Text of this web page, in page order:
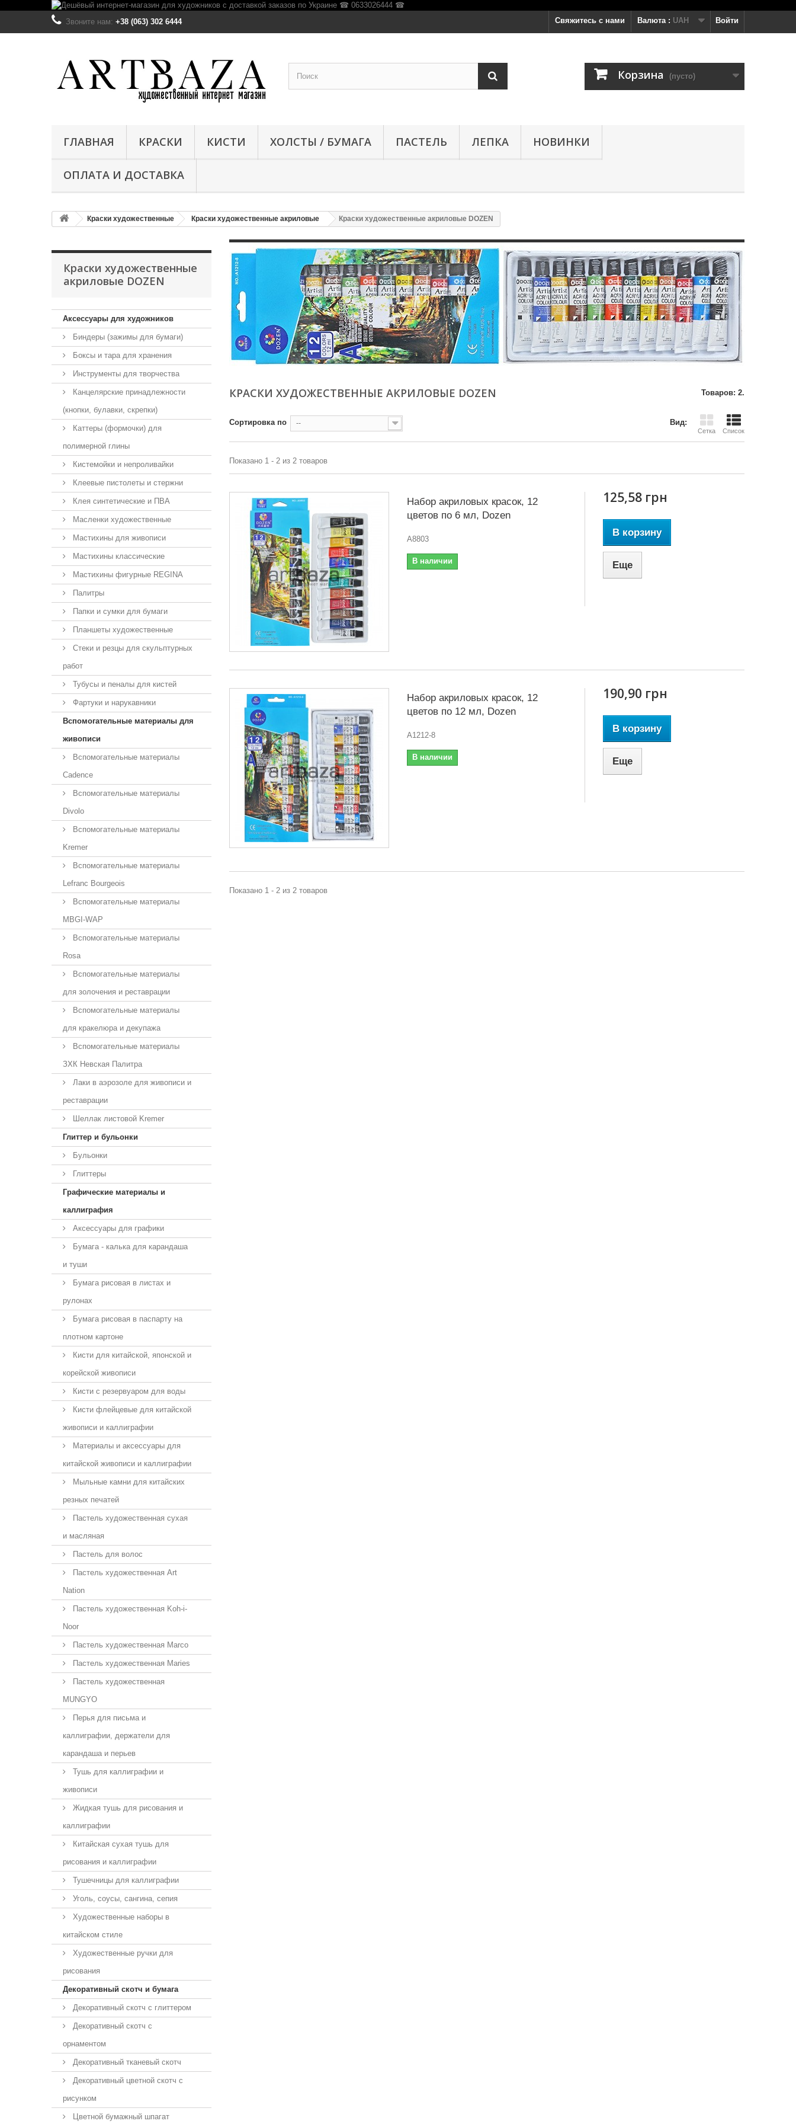
Войти
Валюта : UAH
Свяжитесь с нами
Звоните нам: +38 (063) 302 6444
Корзина (пусто)
ГЛАВНАЯ КРАСКИ КИСТИ ХОЛСТЫ / БУМАГА ПАСТЕЛЬ ЛЕПКА НОВИНКИ
ОПЛАТА И ДОСТАВКА
Краски художественные Краски художественные акриловые Краски художественные акриловые DOZEN
Краски художественные
акриловые DOZEN
Аксессуары для художников
Биндеры (зажимы для бумаги)
Боксы и тара для хранения
Инструменты для творчества
Канцелярские принадлежности
(кнопки, булавки, скрепки)
Каттеры (формочки) для
полимерной глины
Кистемойки и непроливайки
Клеевые пистолеты и стержни
Клея синтетические и ПВА
Масленки художественные
Мастихины для живописи
Мастихины классические
Мастихины фигурные REGINA
Палитры
Папки и сумки для бумаги
Планшеты художественные
Стеки и резцы для скульптурных
работ
Тубусы и пеналы для кистей
Фартуки и нарукавники
Вспомогательные материалы для
живописи
Вспомогательные материалы
Cadence
Вспомогательные материалы
Divolo
Вспомогательные материалы
Kremer
Вспомогательные материалы
Lefranc Bourgeois
Вспомогательные материалы
MBGI-WAP
Вспомогательные материалы
Rosa
Вспомогательные материалы
для золочения и реставрации
Вспомогательные материалы
для кракелюра и декупажа
Вспомогательные материалы
ЗХК Невская Палитра
Лаки в аэрозоле для живописи и
реставрации
Шеллак листовой Kremer
Глиттер и бульонки
Бульонки
Глиттеры
Графические материалы и
каллиграфия
Аксессуары для графики
Бумага - калька для карандаша
и туши
Бумага рисовая в листах и
рулонах
Бумага рисовая в паспарту на
плотном картоне
Кисти для китайской, японской и
корейской живописи
Кисти с резервуаром для воды
Кисти флейцевые для китайской
живописи и каллиграфии
Материалы и аксессуары для
китайской живописи и каллиграфии
Мыльные камни для китайских
резных печатей
Пастель художественная сухая
и масляная
Пастель для волос
Пастель художественная Art
Nation
Пастель художественная Koh-i-
Noor
Пастель художественная Marco
Пастель художественная Maries
Пастель художественная
MUNGYO
Перья для письма и
каллиграфии, держатели для
карандаша и перьев
Тушь для каллиграфии и
живописи
Жидкая тушь для рисования и
каллиграфии
Китайская сухая тушь для
рисования и каллиграфии
Тушечницы для каллиграфии
Уголь, соусы, сангина, сепия
Художественные наборы в
китайском стиле
Художественные ручки для
рисования
Декоративный скотч и бумага
Декоративный скотч с глиттером
Декоративный скотч с
орнаментом
Декоративный тканевый скотч
Декоративный цветной скотч с
рисунком
Цветной бумажный шпагат
КРАСКИ ХУДОЖЕСТВЕННЫЕ АКРИЛОВЫЕ DOZEN Товаров: 2.
Вид:
Сетка Список
Сортировка по --
Показано 1 - 2 из 2 товаров
Набор акриловых красок, 12
цветов по 6 мл, Dozen
A8803
В наличии
125,58 грн
В корзину
Еще
Набор акриловых красок, 12
цветов по 12 мл, Dozen
A1212-8
В наличии
190,90 грн
В корзину
Еще
Показано 1 - 2 из 2 товаров